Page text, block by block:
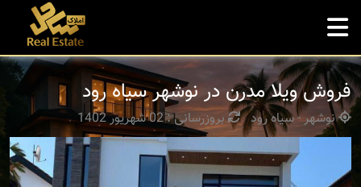
فروش ویلا مدرن در نوشهر سیاه رود
نوشهر - سیاه رود بروزرسانی : 02 شهریور 1402